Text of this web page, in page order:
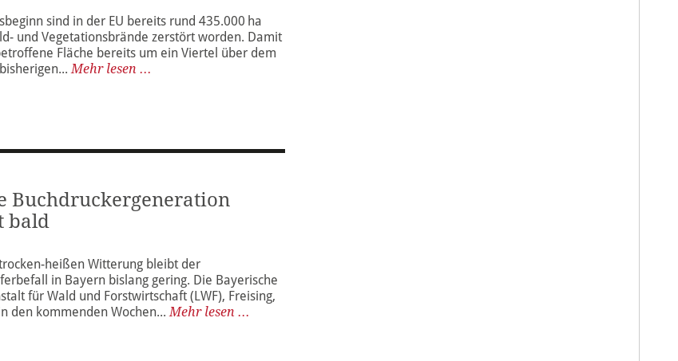
sind in der EU bereits rund 435.000 ha
und Vegetationsbrände zerstört worden. Damit
Fläche bereits um ein Viertel über dem
Mehr lesen ...
Buchdruckergeneration
bald
heißen Witterung bleibt der
in Bayern bislang gering. Die Bayerische
für Wald und Forstwirtschaft (LWF), Freising,
den kommenden Wochen... Mehr lesen ...